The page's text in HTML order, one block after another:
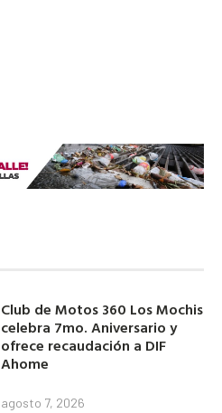
Club de Motos 360 Los Mochis
celebra 7mo. Aniversario y
ofrece recaudación a DIF
Ahome
agosto 7, 2026